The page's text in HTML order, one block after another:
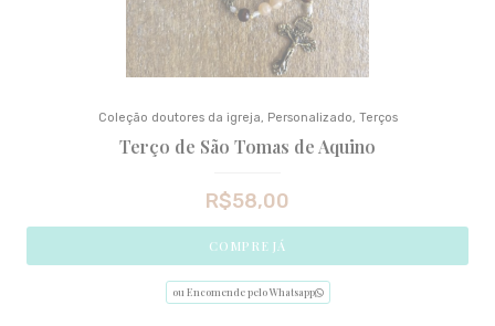
Coleção doutores da igreja, Personalizado, Terços
Terço de São Tomas de Aquino
R$58,00
COMPRE JÁ
ou Encomende pelo Whatsapp